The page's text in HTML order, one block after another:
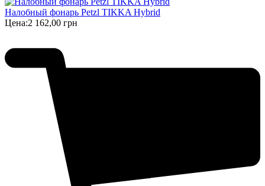
Налобный фонарь Petzl TIKKA Hybrid
Цена:2 162,00 грн